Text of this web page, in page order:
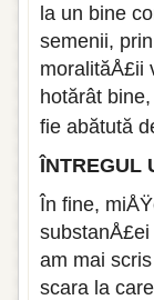
la un bine
semenii,
moralităÅ£ii
hotărât
fie abătută
ÎNTREGUL
În fine,
am mai
scara la